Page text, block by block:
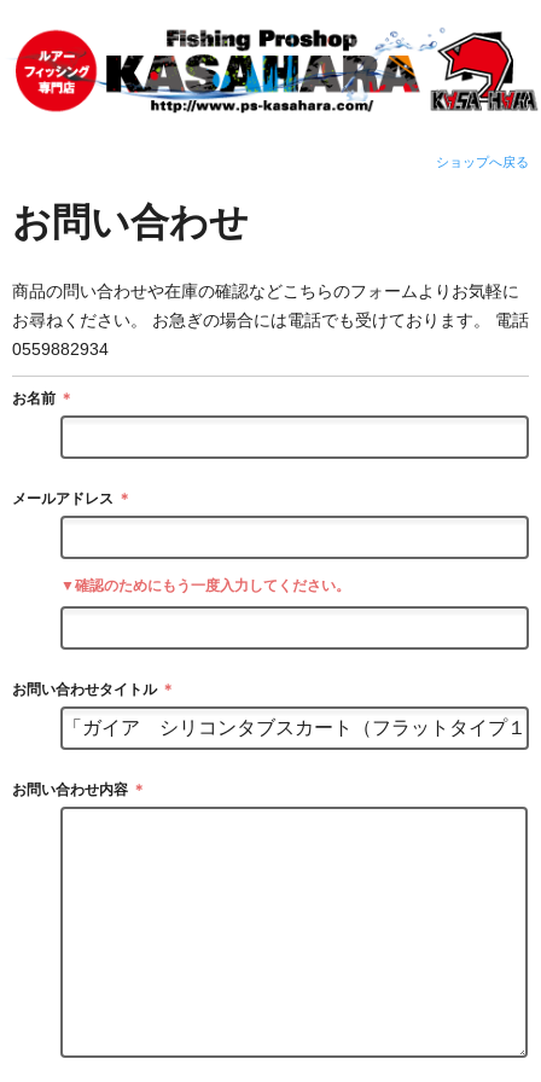
ショップへ戻る
お問い合わせ
商品の問い合わせや在庫の確認などこちらのフォームよりお気軽に
お尋ねください。 お急ぎの場合には電話でも受けております。 電話
0559882934
お名前 ＊
メールアドレス ＊
▼確認のためにもう一度入力してください。
お問い合わせタイトル ＊
お問い合わせ内容 ＊